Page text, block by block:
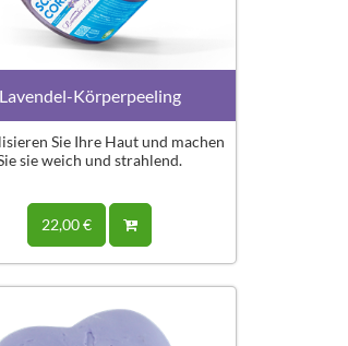
Lavendel-Körperpeeling
Sie Ihre Haut und machen
sie weich und strahlend.
22,00 €